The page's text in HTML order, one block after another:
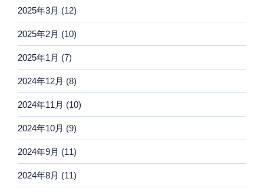
2025年3月 (12)
2025年2月 (10)
2025年1月 (7)
2024年12月 (8)
2024年11月 (10)
2024年10月 (9)
2024年9月 (11)
2024年8月 (11)